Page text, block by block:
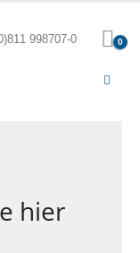
998707-0 0
hier